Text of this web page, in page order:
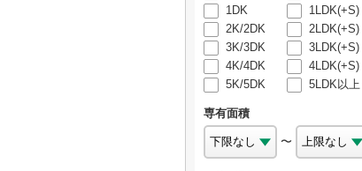
1DK
1LDK(+S)
2K/2DK
2LDK(+S)
3K/3DK
3LDK(+S)
4K/4DK
4LDK(+S)
5K/5DK
5LDK以上
専有面積
〜